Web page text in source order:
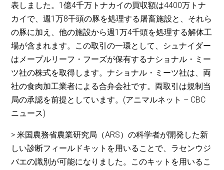
表しました。1億4千万トナカイの買収額は4400万トナ
カイで、週1万8千頭の豚を処理する屠畜施設と、それら
の豚に加え、他の施設から週1万4千頭を処理する解体工
場が含まれます。この取引の一環として、シュナイダー
はメープルリーフ・フーズが保有するナショナル・ミー
ツ社の株式を取得します。ナショナル・ミーツ社は、両
社の食肉加工業者による合弁会社です。両取引は規制当
局の承認を前提としています。(アニマルネット – CBC
ニュース)
> 米国農務省農業研究局（ARS）の科学者が開発した新
しい診断フィールドキットを用いることで、ラセンウジ
バエの識別が可能になりました。このキットを用いるこ